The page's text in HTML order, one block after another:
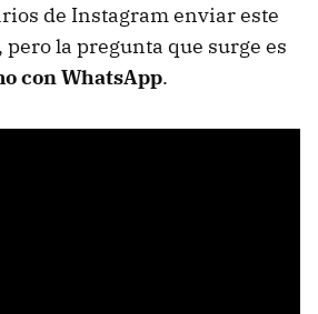
de Instagram enviar este
la pregunta que surge es
con WhatsApp.